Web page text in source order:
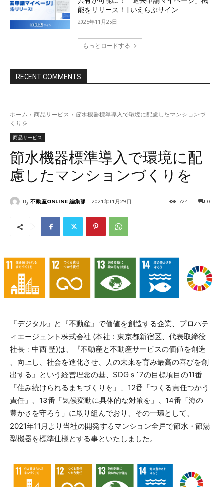
能をリリース！ | いえらぶサイン
2025年11月25日
もっとロードする
RECENT COMMENTS